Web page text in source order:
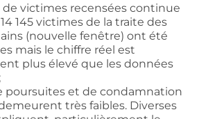
victimes recensées continue
145 victimes de la traite des
(nouvelle fenêtre) ont été
mais le chiffre réel est
plus élevé que les données
poursuites et de condamnation
très faibles. Diverses